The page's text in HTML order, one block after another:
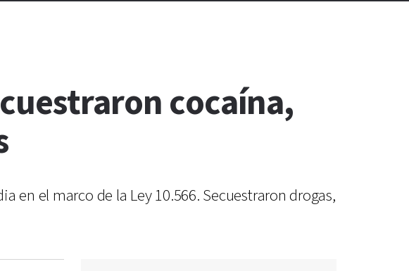
cocaína,
en el marco de la Ley 10.566. Secuestraron drogas,